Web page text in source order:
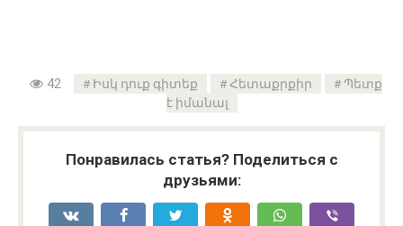
42 Իսկ դուք գիտեք Հետաքրքիր
Պետք
է իմանալ
Понравилась статья? Поделиться с
друзьями: